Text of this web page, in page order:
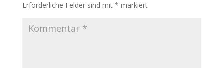
Erforderliche Felder sind mit * markiert